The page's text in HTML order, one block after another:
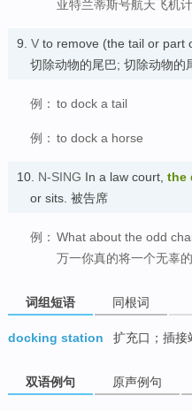
亚特兰蒂斯号航天飞机
9. V to remove (the tail or part
切除动物的尾巴; 切除动物的
例： to dock a tail
例： to dock a horse
10. N-SING In a law court, the
or sits. 被告席
例： What about the odd
万一你真的将一个无辜
词组短语 同根词
docking station 扩充口；插接
双语例句 原声例句